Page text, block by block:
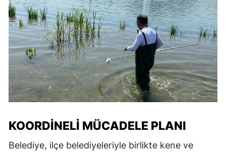
KOORDINELI MÜCADELE PLANI
Belediye, ilçe belediyeleriyle birlikte kene ve